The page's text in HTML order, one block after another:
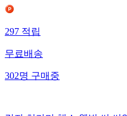
297적립
무료배송
302명구매중